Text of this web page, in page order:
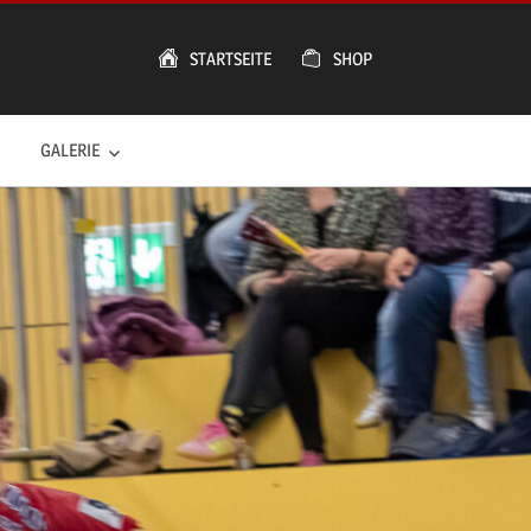
STARTSEITE SHOP
GALERIE